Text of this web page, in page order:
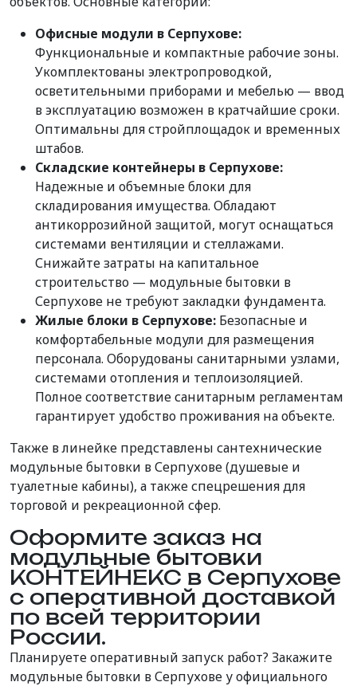
Офисные модули в Серпухове:
Функциональные и компактные рабочие зоны.
Укомплектованы электропроводкой,
осветительными приборами и мебелью — ввод
в эксплуатацию возможен в кратчайшие сроки.
Оптимальны для стройплощадок и временных
штабов.
Складские контейнеры в Серпухове:
Надежные и объемные блоки для
складирования имущества. Обладают
антикоррозийной защитой, могут оснащаться
системами вентиляции и стеллажами.
Снижайте затраты на капитальное
строительство — модульные бытовки в
Серпухове не требуют закладки фундамента.
Жилые блоки в Серпухове: Безопасные и
комфортабельные модули для размещения
персонала. Оборудованы санитарными узлами,
системами отопления и теплоизоляцией.
Полное соответствие санитарным регламентам
гарантирует удобство проживания на объекте.
Также в линейке представлены сантехнические
модульные бытовки в Серпухове (душевые и
туалетные кабины), а также спецрешения для
торговой и рекреационной сфер.
Оформите заказ на
модульные бытовки
КОНТЕЙНЕКС в Серпухове
с оперативной доставкой
по всей территории
России.
Планируете оперативный запуск работ? Закажите
модульные бытовки в Серпухове у официального